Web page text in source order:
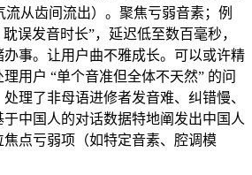
流从齿间流出）。聚焦亏弱音素；例
误发音时长”，延迟低至数百毫秒，
事。让用户曲不雅成长。可以或许精
用户 “单个音准但全体不天然” 的问
理了非母语进修者发音难、纠错慢、
中国人的对话数据特地阐发出中国人
点亏弱项（如特定音素、腔调模